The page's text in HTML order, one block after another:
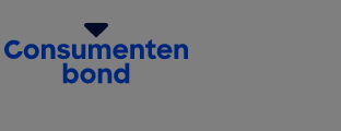
Homepage van de Consumentenbond